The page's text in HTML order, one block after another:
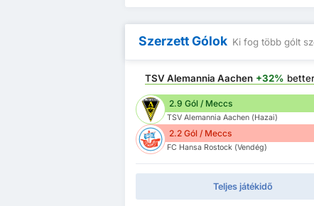
Szerzett Gólok Ki fog több gólt
TSV Alemannia Aachen +32% better
2.9 Gól / Meccs
TSV Alemannia Aachen (Hazai)
2.2 Gól / Meccs
FC Hansa Rostock (Vendég)
Teljes játékidő